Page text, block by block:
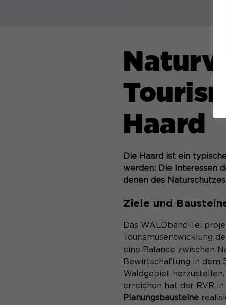
Haard
Die Haard ist ein
werden: Die Interessen
denen des
Ziele und
Das WALDband-
Tourismusentwicklung
eine Balance zwischen
Bewirtschaftung in dem
Waldgebiet herzustellen.
erreichen hat der RVR in
Planungsbausteine